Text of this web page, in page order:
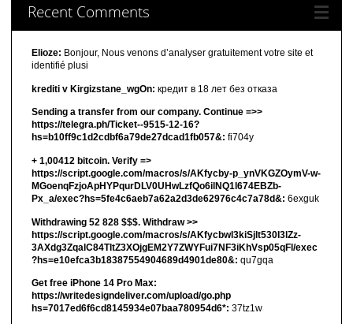
Recent Comments
Elioze: Bonjour, Nous venons d’analyser gratuitement votre site et
identifié plusi
krediti v Kirgizstane_wgOn: кредит в 18 лет без отказа
Sending a transfer from our company. Continue =>>
https://telegra.ph/Ticket--9515-12-16?
hs=b10ff9c1d2cdbf6a79de27dcad1fb057&: fi704y
+ 1,00412 bitсоin. Verify =>
https://script.google.com/macros/s/AKfycby-p_ynVKGZOymV-w-
MGoenqFzjoApHYPqurDLV0UHwLzfQo6ilNQ1l674EBZb-
Px_a/exec?hs=5fe4c6aeb7a62a2d3de62976c4c7a78d&: 6exguk
Withdrawing 52 828 $$$. Withdrаw >>
https://script.google.com/macros/s/AKfycbwl3kiSjlt530I3lZz-
3AXdg3ZqalC84TltZ3XOjgEM2Y7ZWYFui7NF3iKhVsp05qFl/exec
?hs=e10efca3b18387554904689d4901de80&: qu7gqa
Get free iPhone 14 Pro Max:
https://writedesigndeliver.com/upload/go.php
hs=7017ed6f6cd8145934e07baa780954d6*: 37tz1w